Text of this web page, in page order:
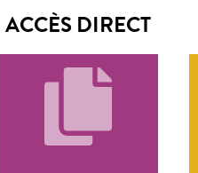
ACCÈS DIRECT